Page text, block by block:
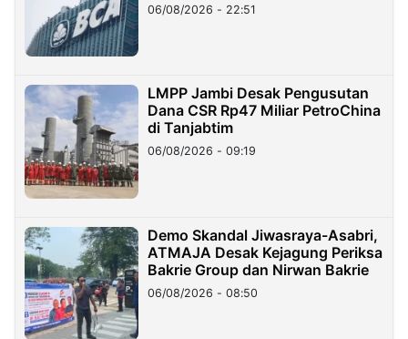
06/08/2026 - 22:51
LMPP Jambi Desak Pengusutan
Dana CSR Rp47 Miliar PetroChina
di Tanjabtim
06/08/2026 - 09:19
Demo Skandal Jiwasraya-Asabri,
ATMAJA Desak Kejagung Periksa
Bakrie Group dan Nirwan Bakrie
06/08/2026 - 08:50